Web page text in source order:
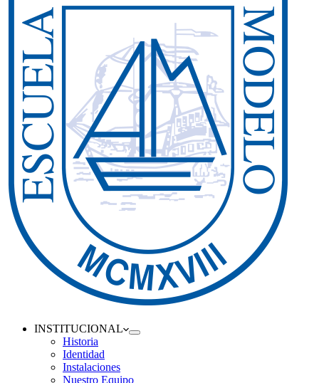
INSTITUCIONAL
Historia
Identidad
Instalaciones
Nuestro Equipo